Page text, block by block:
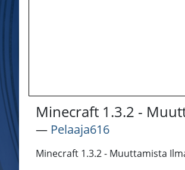
Minecraft 1.3.2 -
― Pelaaja616
Minecraft 1.3.2 - Muuttamista